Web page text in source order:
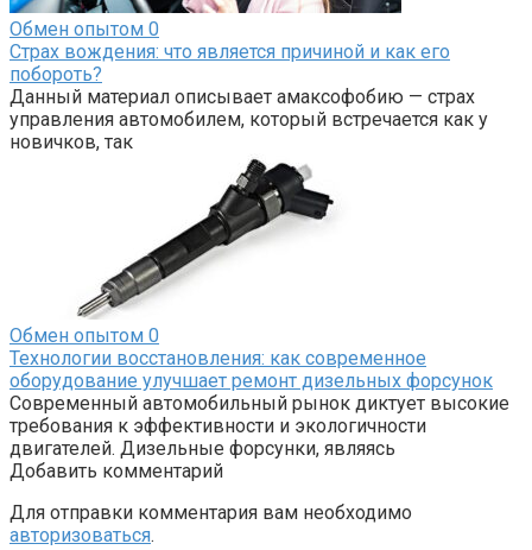
Обмен опытом 0
Страх вождения: что является причиной и как его
побороть?
Данный материал описывает амаксофобию — страх
управления автомобилем, который встречается как у
новичков, так
Обмен опытом 0
Технологии восстановления: как современное
оборудование улучшает ремонт дизельных форсунок
Современный автомобильный рынок диктует высокие
требования к эффективности и экологичности
двигателей. Дизельные форсунки, являясь
Добавить комментарий
Для отправки комментария вам необходимо
авторизоваться.